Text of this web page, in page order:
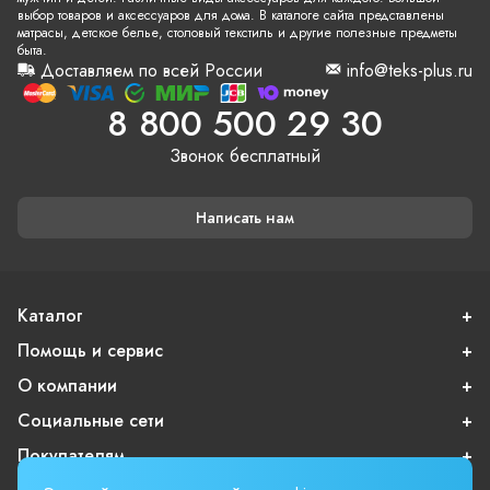
выбор товаров и аксессуаров для дома. В каталоге сайта представлены
матрасы, детское белье, столовый текстиль и другие полезные предметы
быта.
Доставляем по всей России info@teks-plus.ru
8 800 500 29 30
Звонок бесплатный
Написать нам
Каталог
Помощь и сервис
О компании
Социальные сети
Покупателям